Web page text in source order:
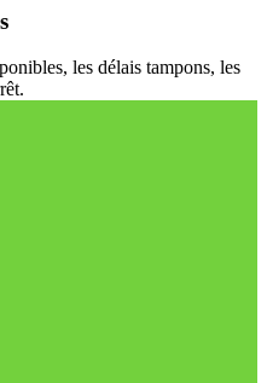
les délais tampons, les